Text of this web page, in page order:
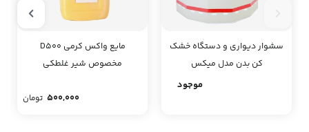
سشوار دیواری و دستگاه خشک
کن بدن مدل میکس
موجود
مایع واکس کرمی D500
مخصوص شیر غلطکی
500,000 تومان